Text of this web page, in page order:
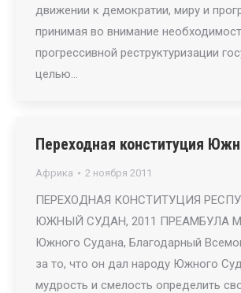
движении к демократии, миру и
принимая во внимание
прогрессивной реструктуризации
целью…
Переходная конституция
Африка 2 ноября 2011
ПЕРЕХОДНАЯ КОНСТИТУЦИЯ
ЮЖНЫЙ СУДАН, 2011 ПРЕАМБУЛА
Южного Судана, Благодарный
за то, что он дал народу Южного
мудрость и смелость определить